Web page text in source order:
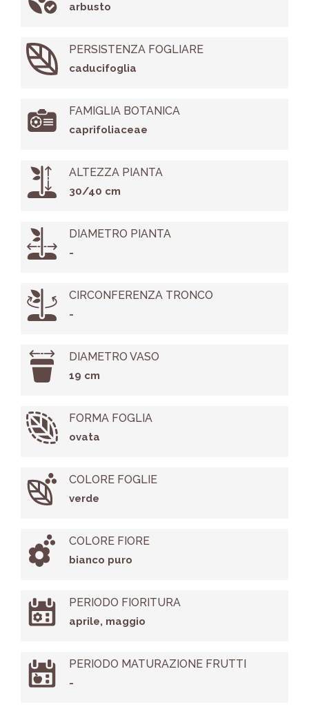
arbusto
PERSISTENZA FOGLIARE
caducifoglia
FAMIGLIA BOTANICA
caprifoliaceae
ALTEZZA PIANTA
30/40 cm
DIAMETRO PIANTA
-
CIRCONFERENZA TRONCO
-
DIAMETRO VASO
19 cm
FORMA FOGLIA
ovata
COLORE FOGLIE
verde
COLORE FIORE
bianco puro
PERIODO FIORITURA
aprile, maggio
PERIODO MATURAZIONE FRUTTI
-